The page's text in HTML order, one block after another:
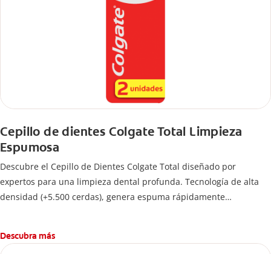
Cepillo de dientes Colgate Total Limpieza
Espumosa
Descubre el Cepillo de Dientes Colgate Total diseñado por
expertos para una limpieza dental profunda. Tecnología de alta
densidad (+5.500 cerdas), genera espuma rápidamente
Descubra más